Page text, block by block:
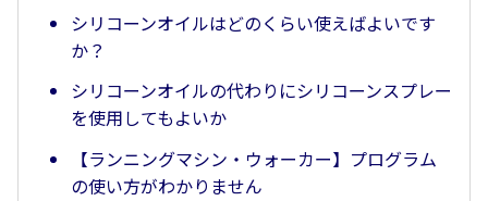
シリコーンオイルはどのくらい使えばよいです
か？
シリコーンオイルの代わりにシリコーンスプレー
を使用してもよいか
【ランニングマシン・ウォーカー】プログラム
の使い方がわかりません